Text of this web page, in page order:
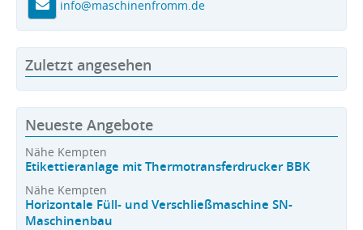
info@maschinenfromm.de
Zuletzt angesehen
Neueste Angebote
Nähe Kempten
Etikettieranlage mit Thermotransferdrucker BBK
Nähe Kempten
Horizontale Füll- und Verschließmaschine SN-
Maschinenbau